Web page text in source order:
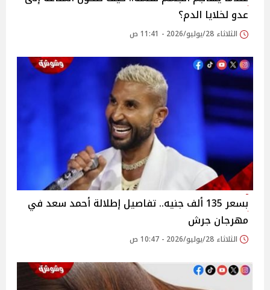
عدو لخلايا الدم؟
الثلاثاء 28/يوليو/2026 - 11:41 ص
بسعر 135 ألف جنيه.. تفاصيل إطلالة أحمد سعد في
مهرجان جرش
الثلاثاء 28/يوليو/2026 - 10:47 ص